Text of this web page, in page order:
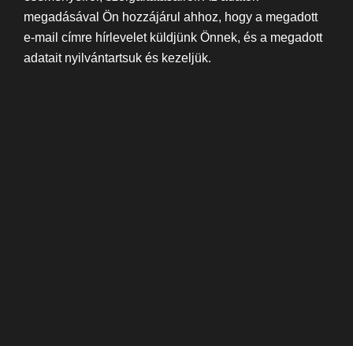
megadásával Ön hozzájárul ahhoz, hogy a megadott
e-mail címre hírlevelet küldjünk Önnek, és a megadott
adatait nyilvántartsuk és kezeljük.